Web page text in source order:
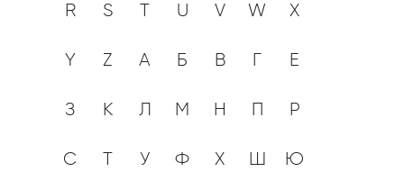
R S T U V W X
Y Z А Б В Г Е
З К Л М Н П Р
С Т У Ф Х Ю